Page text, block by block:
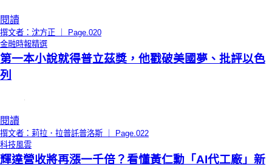
閱讀
撰文者：沈方正 ｜ Page.020
金融時報精選
第一本小說就得普立茲獎，他戳破美國夢、批評以色
列
閱讀
撰文者：莉拉．拉普託普洛斯 ｜ Page.022
科技風雲
輝達營收將再漲一千倍？看懂黃仁勳「AI代工廠」新